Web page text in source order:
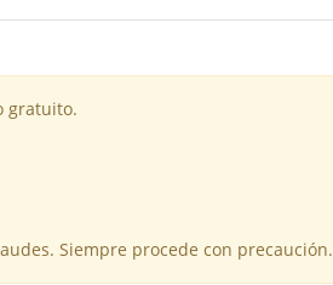
gratuito.
Siempre procede con precaución.